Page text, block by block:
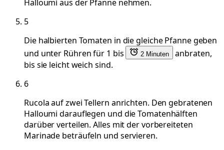
Halloumi aus der Pfanne nehmen.
5
Die halbierten Tomaten in die gleiche Pfanne geben
und unter Rühren für 1 bis
2 Minuten
anbraten,
bis sie leicht weich sind.
6
Rucola auf zwei Tellern anrichten. Den gebratenen
Halloumi darauflegen und die Tomatenhälften
darüber verteilen. Alles mit der vorbereiteten
Marinade beträufeln und servieren.